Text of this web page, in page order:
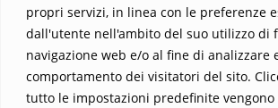
propri servizi, in linea con le preferenze
dall'utente nell'ambito del suo utilizzo di
navigazione web e/o al fine di analizzare
comportamento dei visitatori del sito.
tutto le impostazioni predefinite vengono
Home Contatti